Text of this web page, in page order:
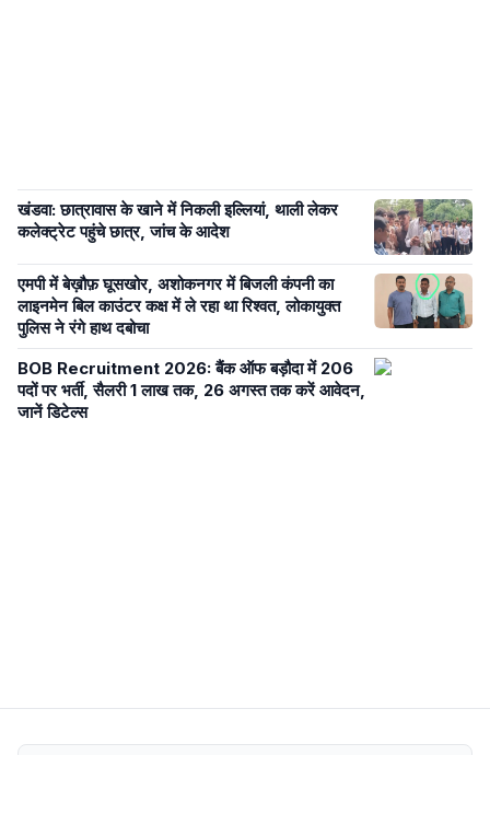
खंडवा: छात्रावास के खाने में निकली इल्लियां, थाली लेकर
कलेक्ट्रेट पहुंचे छात्र, जांच के आदेश
एमपी में बेख़ौफ़ घूसखोर, अशोकनगर में बिजली कंपनी का
लाइनमेन बिल काउंटर कक्ष में ले रहा था रिश्वत, लोकायुक्त
पुलिस ने रंगे हाथ दबोचा
BOB Recruitment 2026: बैंक ऑफ बड़ौदा में 206
पदों पर भर्ती, सैलरी 1 लाख तक, 26 अगस्त तक करें आवेदन,
जानें डिटेल्स